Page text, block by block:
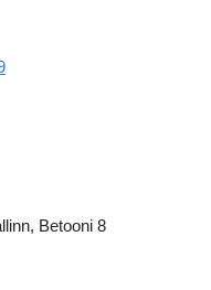
Betooni 8